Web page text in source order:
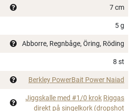
7 cm
5 g
Abborre, Regnbåge, Öring, Röding
8 st
Berkley PowerBait Power Naiad
Jiggskalle med #1/0 krok Riggas
direkt på singelkork (dropshot